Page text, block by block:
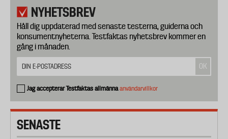
NYHETSBREV
Håll dig uppdaterad med senaste testerna, guiderna och
konsumentnyheterna. Testfaktas nyhetsbrev kommer en
gång i månaden.
Jag accepterar Testfaktas allmännaanvändarvillkor
SENASTE